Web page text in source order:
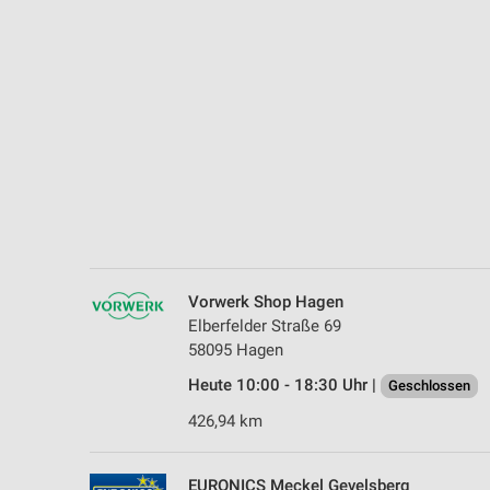
Vorwerk Shop Hagen
Elberfelder Straße 69
58095 Hagen
Heute 10:00 - 18:30 Uhr |
Geschlossen
426,94 km
EURONICS Meckel Gevelsberg
Nicht-IAB-Verarbeitungszwecke: